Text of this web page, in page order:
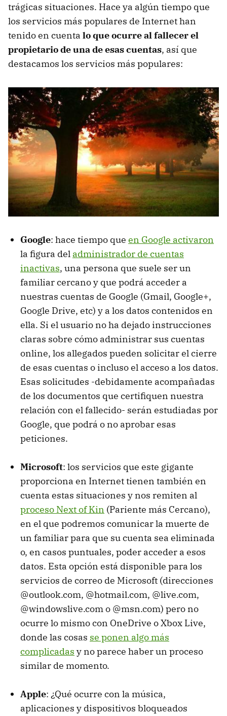
trágicas situaciones. Hace ya algún tiempo que
los servicios más populares de Internet han
tenido en cuenta lo que ocurre al fallecer el
propietario de una de esas cuentas, así que
destacamos los servicios más populares:
Google: hace tiempo que en Google activaron
la figura del administrador de cuentas
inactivas, una persona que suele ser un
familiar cercano y que podrá acceder a
nuestras cuentas de Google (Gmail, Google+,
Google Drive, etc) y a los datos contenidos en
ella. Si el usuario no ha dejado instrucciones
claras sobre cómo administrar sus cuentas
online, los allegados pueden solicitar el cierre
de esas cuentas o incluso el acceso a los datos.
Esas solicitudes -debidamente acompañadas
de los documentos que certifiquen nuestra
relación con el fallecido- serán estudiadas por
Google, que podrá o no aprobar esas
peticiones.
Microsoft: los servicios que este gigante
proporciona en Internet tienen también en
cuenta estas situaciones y nos remiten al
proceso Next of Kin (Pariente más Cercano),
en el que podremos comunicar la muerte de
un familiar para que su cuenta sea eliminada
o, en casos puntuales, poder acceder a esos
datos. Esta opción está disponible para los
servicios de correo de Microsoft (direcciones
@outlook.com, @hotmail.com, @live.com,
@windowslive.com o @msn.com) pero no
ocurre lo mismo con OneDrive o Xbox Live,
donde las cosas se ponen algo más
complicadas y no parece haber un proceso
similar de momento.
Apple: ¿Qué ocurre con la música,
aplicaciones y dispositivos bloqueados